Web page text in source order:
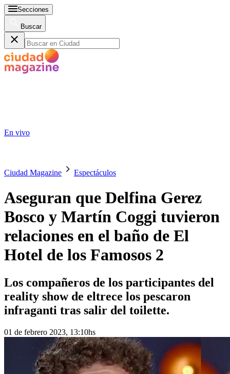
Secciones
Buscar
En vivo
Ciudad Magazine Espectáculos
Aseguran que Delfina Gerez
Bosco y Martín Coggi tuvieron
relaciones en el baño de El
Hotel de los Famosos 2
Los compañeros de los participantes del
reality show de eltrece los pescaron
infraganti tras salir del toilette.
01 de febrero 2023, 13:10hs